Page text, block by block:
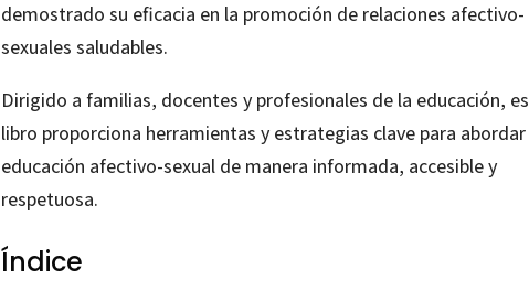
demostrado su eficacia en la promoción de relaciones afectivo-
sexuales saludables.
Dirigido a familias, docentes y profesionales de la educación,
libro proporciona herramientas y estrategias clave para abordar
educación afectivo-sexual de manera informada, accesible y
respetuosa.
Índice